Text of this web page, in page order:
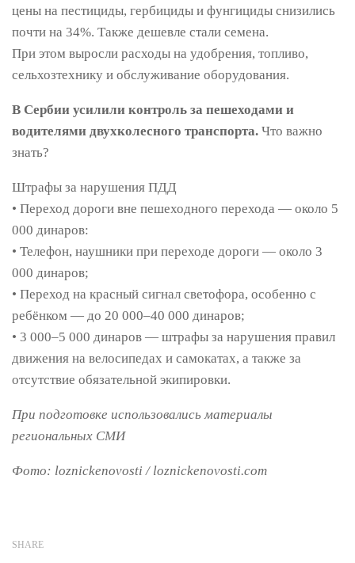
цены на пестициды, гербициды и фунгициды снизились
почти на 34%. Также дешевле стали семена.
При этом выросли расходы на удобрения, топливо,
сельхозтехнику и обслуживание оборудования.
В Сербии усилили контроль за пешеходами и
водителями двухколесного транспорта. Что важно
знать?
Штрафы за нарушения ПДД
• Переход дороги вне пешеходного перехода — около 5
000 динаров:
• Телефон, наушники при переходе дороги — около 3
000 динаров;
• Переход на красный сигнал светофора, особенно с
ребёнком — до 20 000–40 000 динаров;
• 3 000–5 000 динаров — штрафы за нарушения правил
движения на велосипедах и самокатах, а также за
отсутствие обязательной экипировки.
При подготовке использовались материалы
региональных СМИ
Фото: loznickenovosti / loznickenovosti.com
SHARE